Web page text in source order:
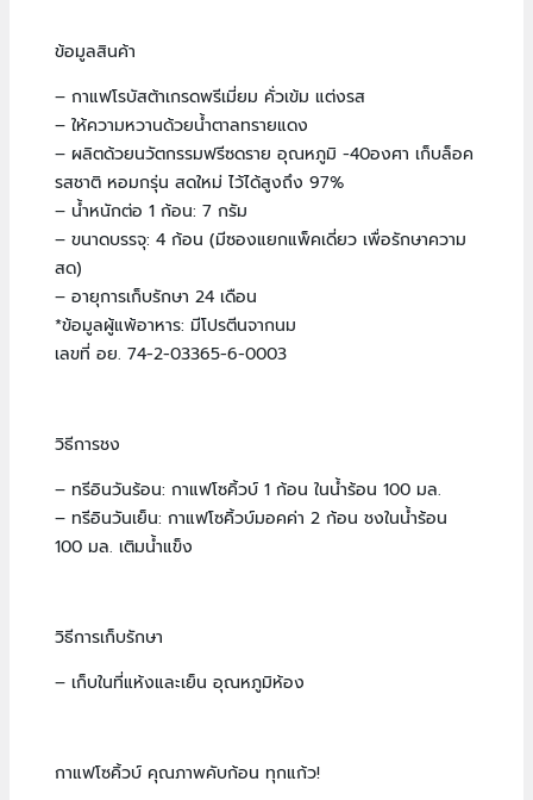
10
ก้อน
แพ็ค
quantity
ข้อมูลสินค้า
– กาแฟโรบัสต้าเกรดพรีเมี่ยม คั่วเข้ม แต่งรส
– ให้ความหวานด้วยน้ำตาลทรายแดง
– ผลิตด้วยนวัตกรรมฟรีซดราย อุณหภูมิ -40องศา เก็บล็อค
รสชาติ หอมกรุ่น สดใหม่ ไว้ได้สูงถึง 97%
– น้ำหนักต่อ 1 ก้อน: 7 กรัม
– ขนาดบรรจุ: 4 ก้อน (มีซองแยกแพ็คเดี่ยว เพื่อรักษาความ
สด)
– อายุการเก็บรักษา 24 เดือน
*ข้อมูลผู้แพ้อาหาร: มีโปรตีนจากนม
เลขที่ อย. 74-2-03365-6-0003
วิธีการชง
– ทรีอินวันร้อน: กาแฟโซคิ้วบ์ 1 ก้อน ในน้ำร้อน 100 มล.
– ทรีอินวันเย็น: กาแฟโซคิ้วบ์มอคค่า 2 ก้อน ชงในน้ำร้อน
100 มล. เติมน้ำแข็ง
วิธีการเก็บรักษา
– เก็บในที่แห้งและเย็น อุณหภูมิห้อง
กาแฟโซคิ้วบ์ คุณภาพคับก้อน ทุกแก้ว!